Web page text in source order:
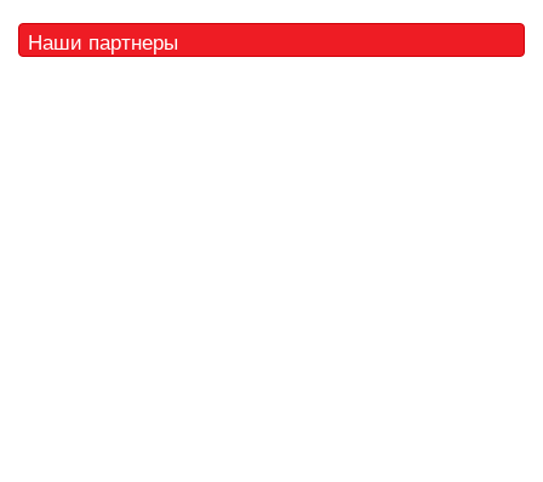
Наши партнеры